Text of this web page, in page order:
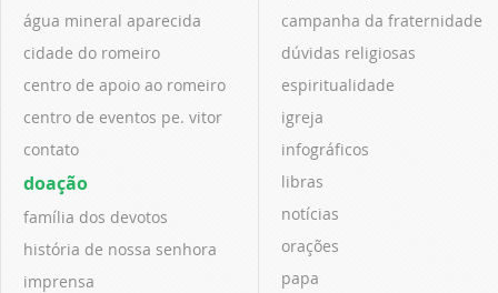
água mineral aparecida
cidade do romeiro
centro de apoio ao romeiro
centro de eventos pe. vitor
contato
doação
família dos devotos
história de nossa senhora
imprensa
campanha da fraternidade
dúvidas religiosas
espiritualidade
igreja
infográficos
libras
notícias
orações
papa